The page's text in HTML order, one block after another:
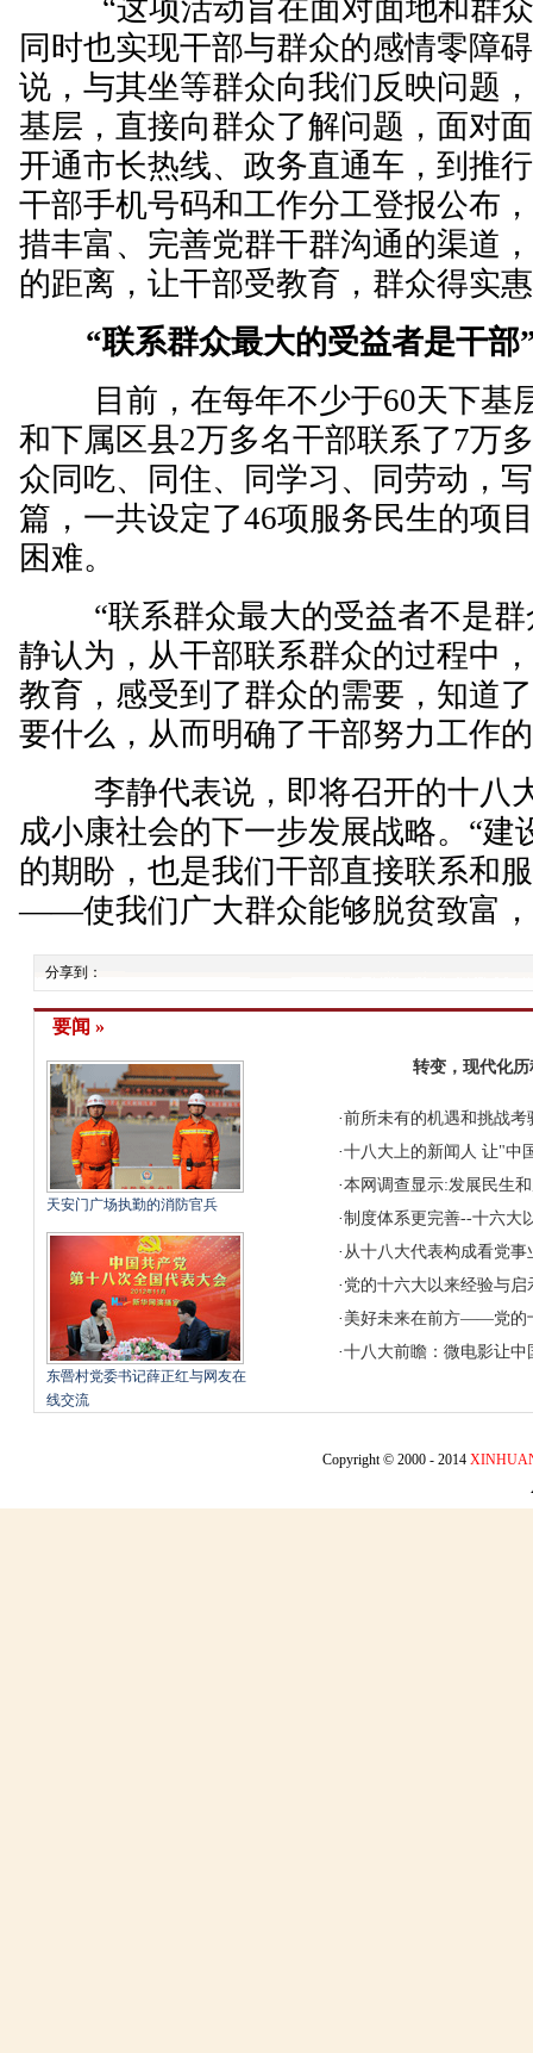
“这项活动旨在面对面地和群众
同时也实现干部与群众的感情零障
说，与其坐等群众向我们反映问题
基层，直接向群众了解问题，面对
开通市长热线、政务直通车，到推
干部手机号码和工作分工登报公布
措丰富、完善党群干群沟通的渠道
的距离，让干部受教育，群众得实
“联系群众最大的受益者是干部
目前，在每年不少于60天下基
和下属区县2万多名干部联系了7万
众同吃、同住、同学习、同劳动，
篇，一共设定了46项服务民生的项
困难。
“联系群众最大的受益者不是群
静认为，从干部联系群众的过程中
教育，感受到了群众的需要，知道
要什么，从而明确了干部努力工作
李静代表说，即将召开的十八
成小康社会的下一步发展战略。“建
的期盼，也是我们干部直接联系和
——使我们广大群众能够脱贫致富
分享到：
要闻 »
天安门广场执勤的消防官兵
东罾村党委书记薛正红与网友在
线交流
转变，现代化
·前所未有的机遇和挑战
·十八大上的新闻人 让"中
·本网调查显示:发展民生
·制度体系更完善--十六大
· 从十八大代表构成看党事
· 党的十六大以来经验与启
· 美好未来在前方——党的
·十八大前瞻：微电影让
Copyright © 2000 - 2014